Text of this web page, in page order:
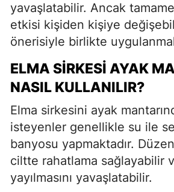
yavaşlatabilir. Ancak
etkisi kişiden kişiye
önerisiyle birlikte
ELMA SIRKESI AYAK
NASIL KULLANILIR?
Elma sirkesini ayak
isteyenler genellikle su ile
banyosu yapmaktadır.
ciltte rahatlama sağlayabilir
yayılmasını yavaşlatabilir.